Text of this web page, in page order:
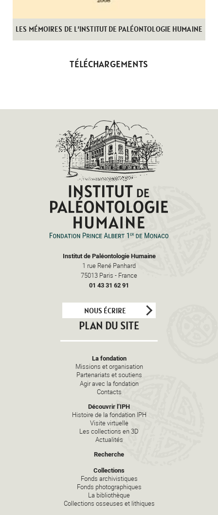
LES MÉMOIRES DE L’INSTITUT DE PALÉONTOLOGIE HUMAINE
TÉLÉCHARGEMENTS
Institut de Paléontologie Humaine
1 rue René Panhard
75013 Paris - France
01 43 31 62 91
NOUS ÉCRIRE
PLAN DU SITE
La fondation
Missions et organisation
Partenariats et soutiens
Agir avec la fondation
Contacts
Découvrir l’IPH
Histoire de la fondation IPH
Visite virtuelle
Les collections en 3D
Actualités
Recherche
Collections
Fonds archivistiques
Fonds photographiques
La bibliothèque
Collections osseuses et lithiques